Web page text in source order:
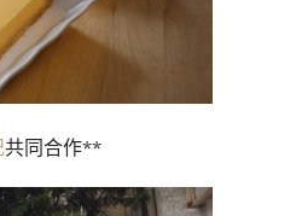
共同合作**